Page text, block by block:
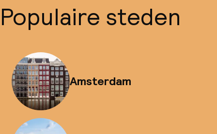
Populaire steden
Amsterdam